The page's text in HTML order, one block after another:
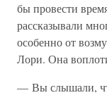
бы провести
рассказывали
особенно от
Лори. Она
— Вы слышали,